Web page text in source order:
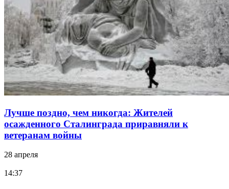
Лучше поздно, чем никогда: Жителей
осажденного Сталинграда приравняли к
ветеранам войны
28 апреля
14:37